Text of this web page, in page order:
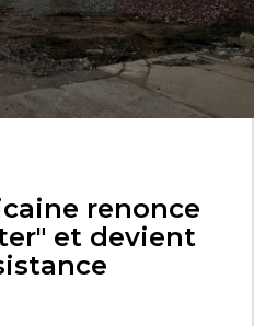
renonce
et devient